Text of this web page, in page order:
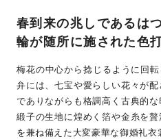
春到来の兆しであるは
輪が随所に施された色
梅花の中心から捻じるように回
弁には、七宝や愛らしい花々が
でありながらも格調高く古典的
緞子の生地に煌めく箔や金糸を
を兼ね備えた大変豪華な御婚礼衣